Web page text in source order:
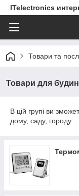
ITelectronics
Товари та
Товари для
В цій групі ви
дому, саду, городу